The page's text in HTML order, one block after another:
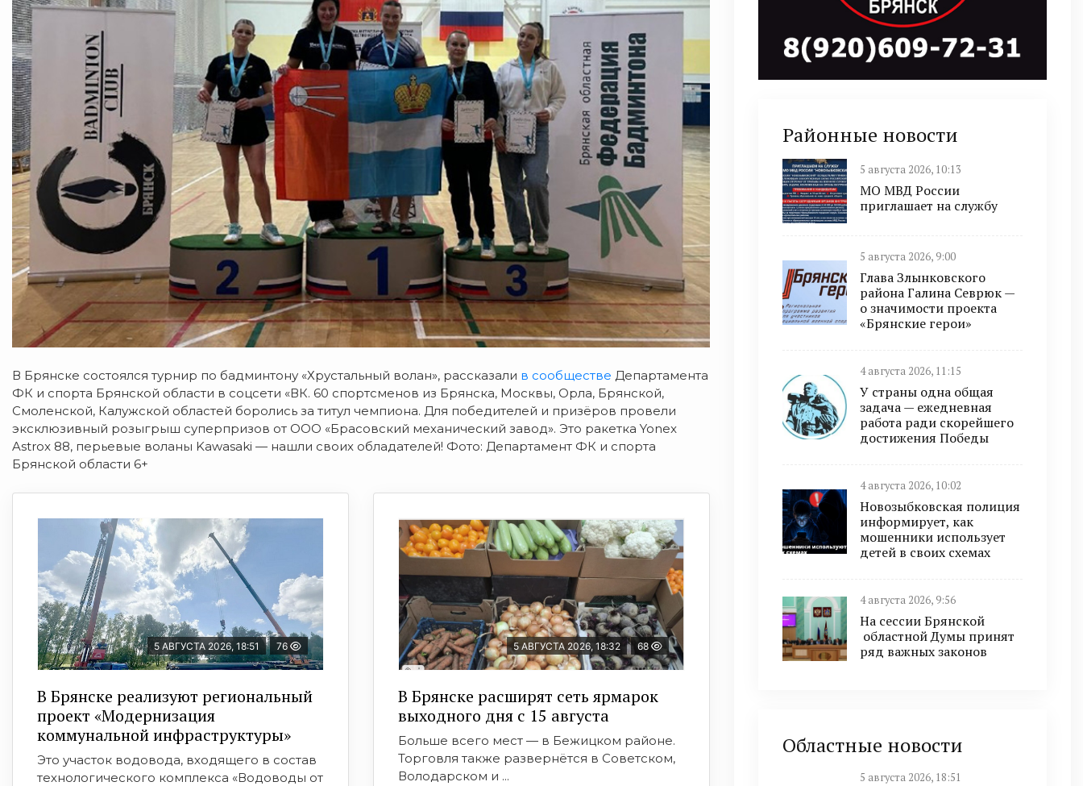
В Брянске состоялся турнир по бадминтону «Хрустальный волан», рассказали в сообществе Департамента
ФК и спорта Брянской области в соцсети «ВК. 60 спортсменов из Брянска, Москвы, Орла, Брянской,
Смоленской, Калужской областей боролись за титул чемпиона. Для победителей и призёров провели
эксклюзивный розыгрыш суперпризов от ООО «Брасовский механический завод». Это ракетка Yonex
Astrox 88, перьевые воланы Kawasaki — нашли своих обладателей! Фото: Департамент ФК и спорта
Брянской области 6+
5 АВГУСТА 2026, 18:51 76
В Брянске реализуют региональный
проект «Модернизация
коммунальной инфраструктуры»
Это участок водовода, входящего в состав
технологического комплекса «Водоводы от
5 АВГУСТА 2026, 18:32 68
В Брянске расширят сеть ярмарок
выходного дня с 15 августа
Больше всего мест — в Бежицком районе.
Торговля также развернётся в Советском,
Володарском и ...
Районные новости
5 августа 2026, 10:13
МО МВД России
приглашает на службу
5 августа 2026, 9:00
Глава Злынковского
района Галина Севрюк —
о значимости проекта
«Брянские герои»
4 августа 2026, 11:15
У страны одна общая
задача — ежедневная
работа ради скорейшего
достижения Победы
4 августа 2026, 10:02
Новозыбковская полиция
информирует, как
мошенники использует
детей в своих схемах
4 августа 2026, 9:56
На сессии Брянской
областной Думы принят
ряд важных законов
Областные новости
5 августа 2026, 18:51